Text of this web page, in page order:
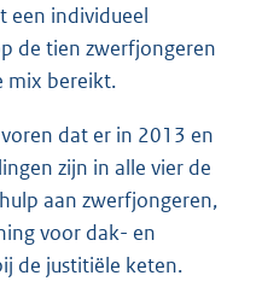
een individueel
de tien zwerfjongeren
mix bereikt.
dat er in 2013 en
zijn in alle vier de
aan zwerfjongeren,
voor dak- en
de justitiële keten.